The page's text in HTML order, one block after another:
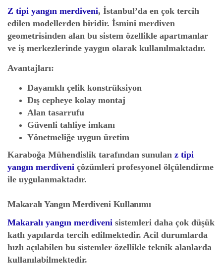
Z tipi yangın merdiveni, İstanbul’da en çok tercih
edilen modellerden biridir. İsmini merdiven
geometrisinden alan bu sistem özellikle apartmanlar
ve iş merkezlerinde yaygın olarak kullanılmaktadır.
Avantajları:
Dayanıklı çelik konstrüksiyon
Dış cepheye kolay montaj
Alan tasarrufu
Güvenli tahliye imkanı
Yönetmeliğe uygun üretim
Karaboğa Mühendislik tarafından sunulan z tipi
yangın merdiveni çözümleri profesyonel ölçülendirme
ile uygulanmaktadır.
Makaralı Yangın Merdiveni Kullanımı
Makaralı yangın merdiveni sistemleri daha çok düşük
katlı yapılarda tercih edilmektedir. Acil durumlarda
hızlı açılabilen bu sistemler özellikle teknik alanlarda
kullanılabilmektedir.